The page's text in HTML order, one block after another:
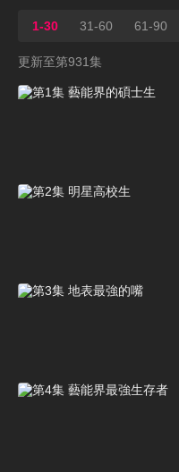
1-30 31-60 61-90
更新至第931集